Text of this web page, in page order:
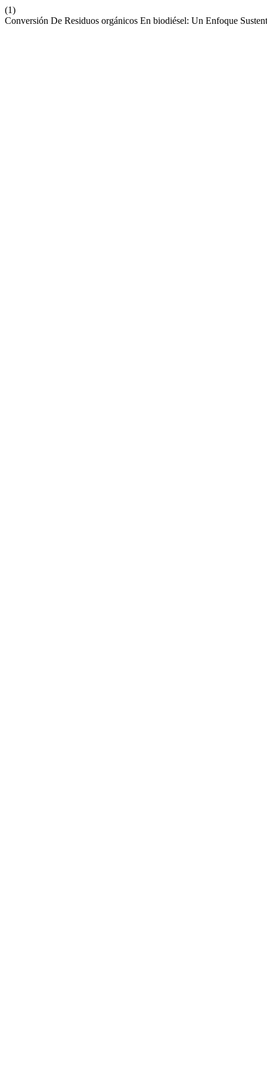
(1)
Conversión De Residuos orgánicos En biodiésel: Un Enfoque